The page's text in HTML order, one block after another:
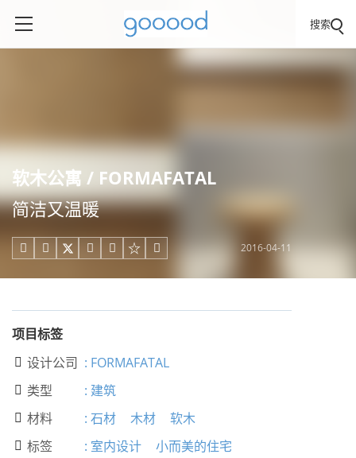
搜索
软木公寓 / FORMAFATAL
简洁又温暖
     2016-04-11
项目标签
 设计公司 : FORMAFATAL
 类型 : 建筑
 材料 : 石材 木材 软木
 标签 : 室内设计 小而美的住宅